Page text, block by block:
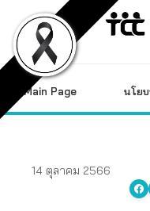
content
Main Page นโย
14 ตุลาคม 2566